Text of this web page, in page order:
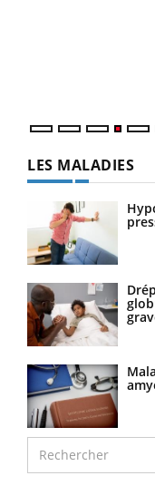
LES MALADIES